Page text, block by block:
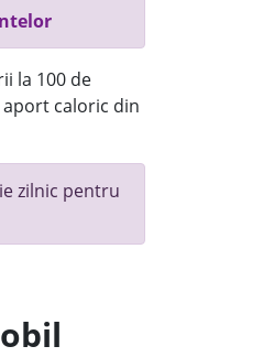
la 100 de
aport caloric din
zilnic pentru